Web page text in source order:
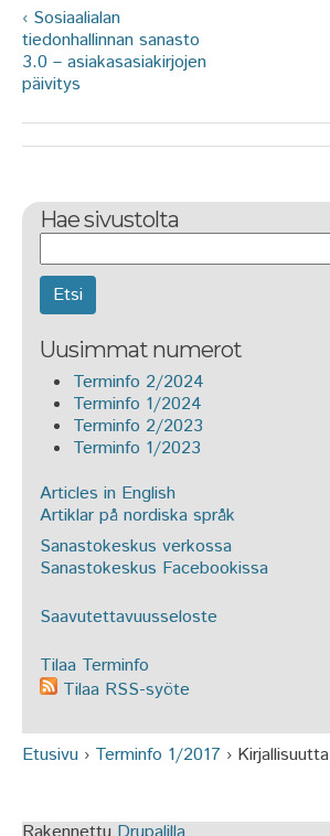
‹ Sosiaalialan
tiedonhallinnan sanasto
3.0 – asiakasasiakirjojen
päivitys
Hae sivustolta
Uusimmat numerot
Terminfo 2/2024
Terminfo 1/2024
Terminfo 2/2023
Terminfo 1/2023
Articles in English
Artiklar på nordiska språk
Sanastokeskus verkossa
Sanastokeskus Facebookissa
Saavutettavuusseloste
Tilaa Terminfo
Tilaa RSS-syöte
Etusivu › Terminfo 1/2017 › Kirjallisuutta